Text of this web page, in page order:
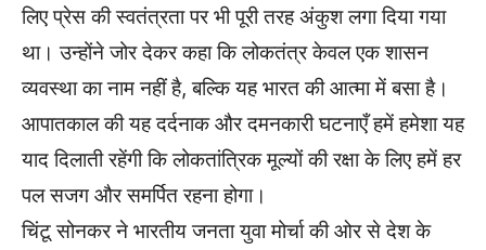
लिए प्रेस की स्वतंत्रता पर भी पूरी तरह अंकुश लगा दिया गया
था। उन्होंने जोर देकर कहा कि लोकतंत्र केवल एक शासन
व्यवस्था का नाम नहीं है, बल्कि यह भारत की आत्मा में बसा है।
आपातकाल की यह दर्दनाक और दमनकारी घटनाएँ हमें हमेशा यह
याद दिलाती रहेंगी कि लोकतांत्रिक मूल्यों की रक्षा के लिए हमें हर
पल सजग और समर्पित रहना होगा।
चिंटू सोनकर ने भारतीय जनता युवा मोर्चा की ओर से देश के